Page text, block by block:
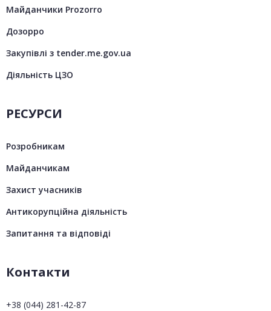
Майданчики Prozorro
Дозорро
Закупівлі з tender.me.gov.ua
Діяльність ЦЗО
РЕСУРСИ
Розробникам
Майданчикам
Захист учасників
Антикорупційна діяльність
Запитання та відповіді
Контакти
+38 (044) 281-42-87